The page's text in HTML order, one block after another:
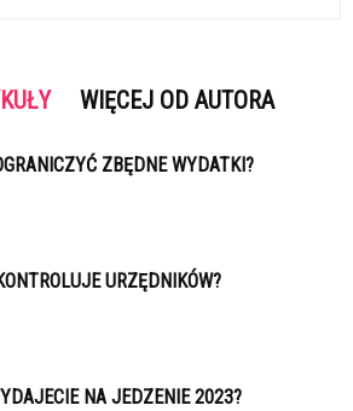
WIĘCEJ OD AUTORA
ZBĘDNE WYDATKI?
URZĘDNIKÓW?
NA JEDZENIE 2023?